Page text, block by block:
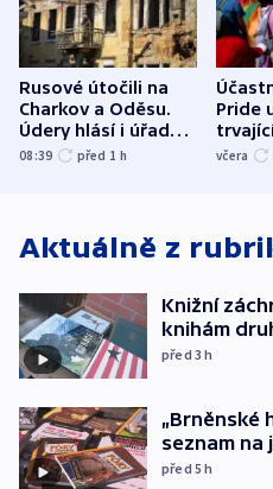
Rusové útočili na
Charkov a Oděsu.
Údery hlásí i úřady v
Bělgorodu
08:39 před 1 h
Pride
včera
Aktuálně z
Knižní
knihám
před 3h
„Brněnské
seznam na
před 5h